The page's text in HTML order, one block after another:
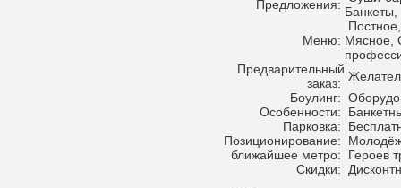
Предложения:
Меню: Мясное,
Предварительный
заказ:
Боулинг:
Особенности:
Парковка:
Позиционирование:
ближайшее метро:
Героев
Скидки: